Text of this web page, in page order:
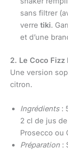
sans filtrer
verre tiki.
et d’une
2. Le Coco Fizz
Une version
citron.
Ingrédients:
2 cl de jus
Prosecco ou
Préparation :